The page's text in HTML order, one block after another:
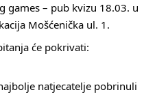
games – pub kvizu 18.03. u
Mošćenička ul. 1.
će pokrivati:
natjecatelje pobrinuli